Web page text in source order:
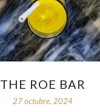
THE ROE BAR
27 octubre, 2024